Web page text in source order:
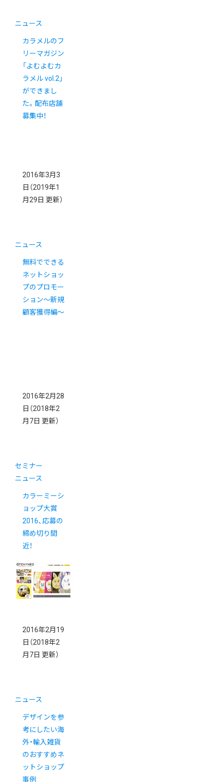
ニュース
カラメルのフ
リーマガジン
「よむよむカ
ラメル vol.2」
ができまし
た。配布店舗
募集中！
2016年3月3
日 （2019年1
月29日 更新）
ニュース
無料でできる
ネットショッ
プのプロモー
ション〜新規
顧客獲得編〜
2016年2月28
日 （2018年2
月7日 更新）
セミナー
ニュース
カラーミーシ
ョップ大賞
2016、応募の
締め切り間
近！
2016年2月19
日 （2018年2
月7日 更新）
ニュース
デザインを参
考にしたい海
外・輸入雑貨
のおすすめネ
ットショップ
事例